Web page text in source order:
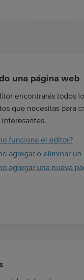
ú
s
q
d
a
a
una página web
encontrarás todos
que necesitas para
interesantes.
funciona el editor?
agregar o eliminar
agregar una nueva